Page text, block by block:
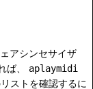
アシンセサイザ
、
aplaymidi
ストを確認するに